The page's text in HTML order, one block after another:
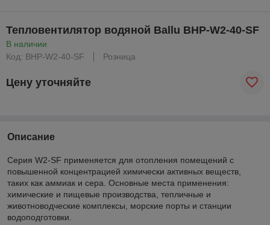
Тепловентилятор водяной Ballu BHP-W2-40-SF
В наличии
Код: BHP-W2-40-SF
Розница
Цену уточняйте
Описание
Серия W2-SF применяется для отопления помещений с
повышенной концентрацией химически активных веществ,
таких как аммиак и сера. Основные места применения:
химические и пищевые производства, тепличные и
животноводческие комплексы, морские порты и станции
водоподготовки.